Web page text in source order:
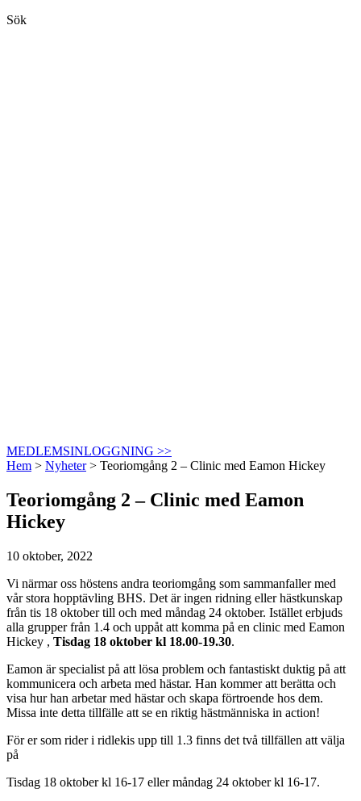
Sök
MEDLEMSINLOGGNING >>
Hem > Nyheter> Teoriomgång 2 – Clinic med Eamon Hickey
Teoriomgång 2 – Clinic med Eamon
Hickey
10 oktober, 2022
Vi närmar oss höstens andra teoriomgång som sammanfaller med
vår stora hopptävling BHS. Det är ingen ridning eller hästkunskap
från tis 18 oktober till och med måndag 24 oktober. Istället erbjuds
alla grupper från 1.4 och uppåt att komma på en clinic med Eamon
Hickey , Tisdag 18 oktober kl 18.00-19.30.
Eamon är specialist på att lösa problem och fantastiskt duktig på att
kommunicera och arbeta med hästar. Han kommer att berätta och
visa hur han arbetar med hästar och skapa förtroende hos dem.
Missa inte detta tillfälle att se en riktig hästmänniska in action!
För er som rider i ridlekis upp till 1.3 finns det två tillfällen att välja
på
Tisdag 18 oktober kl 16-17 eller måndag 24 oktober kl 16-17.